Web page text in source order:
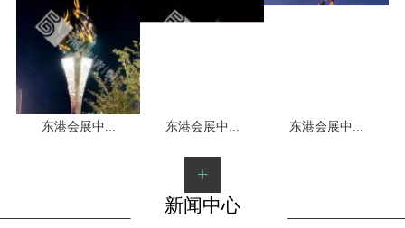
东港会展中... 东港会展中... 东港会展中...
+
新闻中心